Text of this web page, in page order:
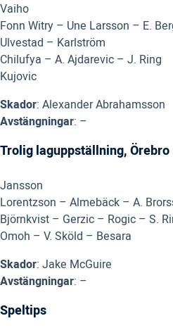
Vaiho
Fonn Witry – Une Larsson – E.
Ulvestad – Karlström
Chilufya – A. Ajdarevic – J. Ring
Kujovic
Skador: Alexander Abrahamsson
Avstängningar: –
Trolig laguppställning, Örebro
Jansson
Lorentzson – Almebäck – A.
Björnkvist – Gerzic – Rogic – S.
Omoh – V. Sköld – Besara
Skador: Jake McGuire
Avstängningar: –
Speltips